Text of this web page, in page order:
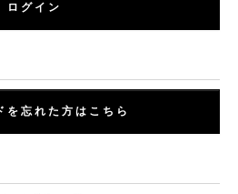
ログイン
を忘れた方はこちら